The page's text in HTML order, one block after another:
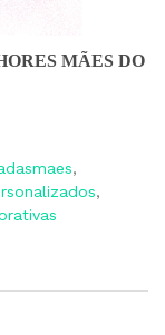
MÃES DO
,
,